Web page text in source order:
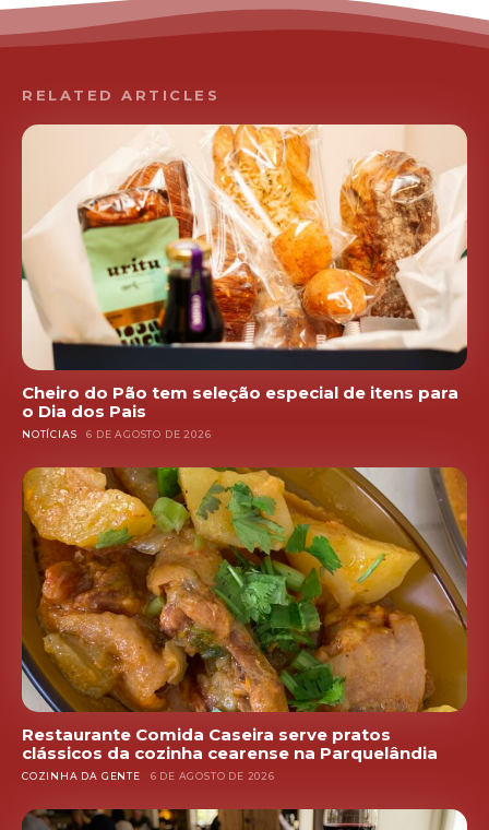
RELATED ARTICLES
Cheiro do Pão tem seleção especial de itens para
o Dia dos Pais
NOTÍCIAS 6 DE AGOSTO DE 2026
Restaurante Comida Caseira serve pratos
clássicos da cozinha cearense na Parquelândia
COZINHA DA GENTE 6 DE AGOSTO DE 2026